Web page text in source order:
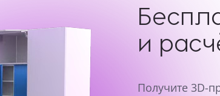
и
Получите 3D-